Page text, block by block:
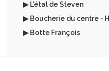
▶ L'étal de Steven
▶ Boucherie du centre -
▶ Botte François